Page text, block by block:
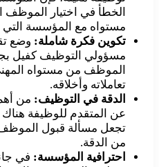
الخطأ في اختيار الموظف
مستواه مع المؤسسة التي
تكوين فكرة شاملة: وضع
مسؤولي التوظيف كفيل
الموظف من مستواه
تعاملاته وأخلاقه.
الدقة في التوظيف: من
عن المتقدم للوظيفة هناك
تجعل مسألة قبول
من الدقة.
احترافية المؤسسة: في